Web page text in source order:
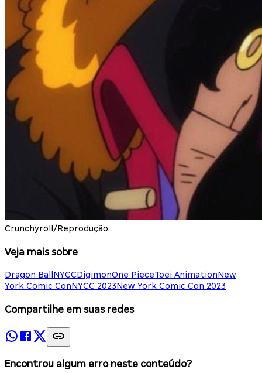
Crunchyroll/Reprodução
Veja mais sobre
Dragon Ball NYCCDigimonOne PieceToei AnimationNew
York Comic ConNYCC 2023New York Comic Con 2023
Compartilhe em suas redes
Encontrou algum erro neste conteúdo?